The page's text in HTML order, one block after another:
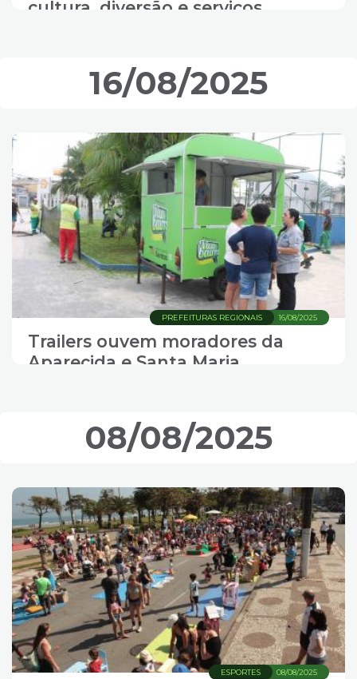
cultura, diversão e serviços
16/08/2025
16/08/2025
PREFEITURAS REGIONAIS
Trailers ouvem moradores da
Aparecida e Santa Maria
08/08/2025
08/08/2025
ESPORTES